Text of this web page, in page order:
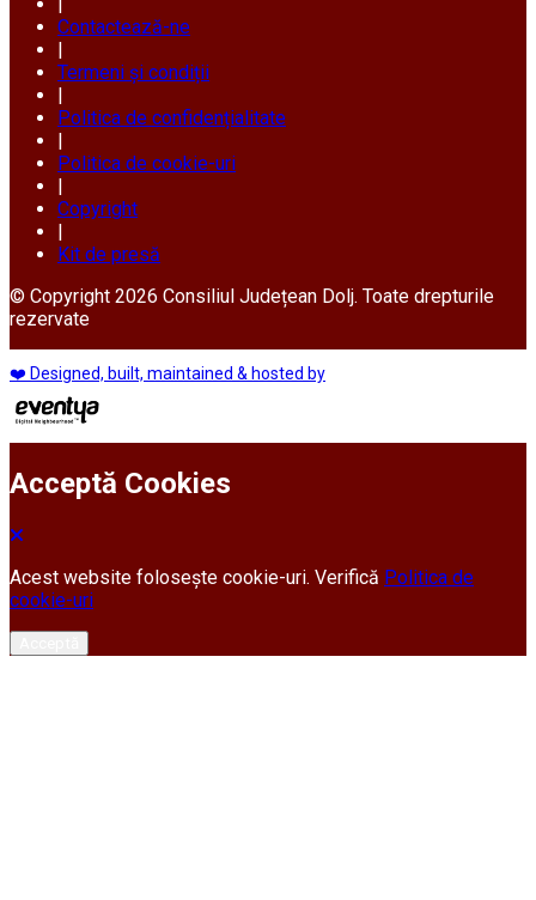
Contactează-ne
Termeni și condiții
Politica de confidențialitate
Politica de cookie-uri
Copyright
Kit de presă
© Copyright 2026 Consiliul Județean Dolj. Toate drepturile
rezervate
❤️ Designed, built, maintained & hosted by
Acceptă Cookies
Acest website folosește cookie-uri. Verifică Politica de
cookie-uri